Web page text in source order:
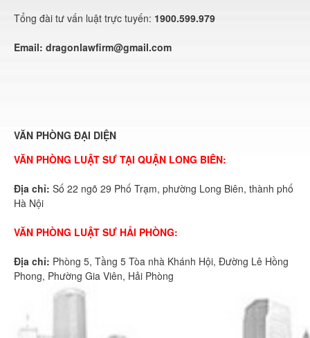
Tổng đài tư vấn luật trực tuyến: 1900.599.979
Email: dragonlawfirm@gmail.com
VĂN PHÒNG ĐẠI DIỆN
VĂN PHÒNG LUẬT SƯ TẠI QUẬN LONG BIÊN:
Địa chỉ: Số 22 ngõ 29 Phố Trạm, phường Long Biên, thành phố
Hà Nội
VĂN PHÒNG LUẬT SƯ HẢI PHÒNG:
Địa chỉ: Phòng 5, Tầng 5 Tòa nhà Khánh Hội, Đường Lê Hồng
Phong, Phường Gia Viên, Hải Phòng